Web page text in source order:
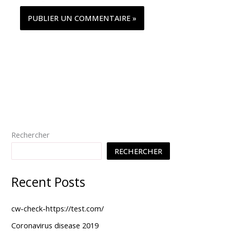
Rechercher
RECHERCHER
Recent Posts
cw-check-https://test.com/
Coronavirus disease 2019